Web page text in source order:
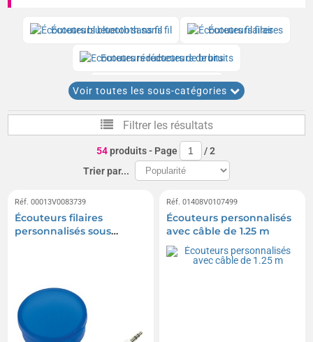
Écouteurs bluetooth sans fil Écouteurs filaires
Ecouteurs réducteurs de bruits
Ecouteurs écologiques
Voir toutes les sous-catégories
Filtrer les résultats
54produits- Page /2
Trier par...
Réf. 00013V0083739
Écouteurs filaires
personnalisés sous
Réf. 01408V0107499
Écouteurs personnalisés
avec câble de 1.25 m